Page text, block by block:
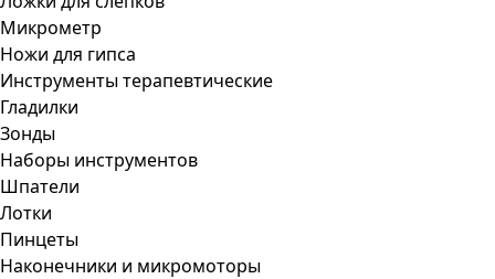
Микрометр
Ножи для гипса
Инструменты терапевтические
Гладилки
Зонды
Наборы инструментов
Шпатели
Лотки
Пинцеты
Наконечники и микромоторы